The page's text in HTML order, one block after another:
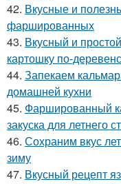
42. Вкусные и
фаршированных
43. Вкусный и
картошку по-
44. Запекаем
домашней кухни
45. Фаршированный
закуска для летнего
46. Сохраним вкус
зиму
47. Вкусный рецепт